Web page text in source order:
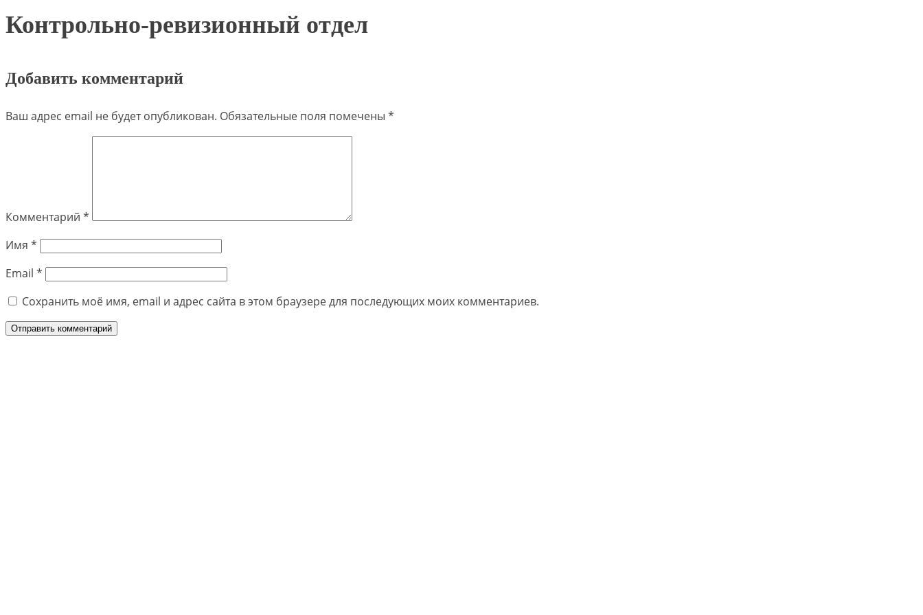
Контрольно-ревизионный отдел
Добавить комментарий
Ваш адрес email не будет опубликован. Обязательные поля помечены *
Комментарий *
Имя *
Email *
Сохранить моё имя, email и адрес сайта в этом браузере для последующих моих комментариев.